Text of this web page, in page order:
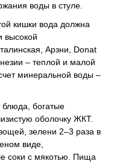
воды в стуле.
кишки вода должна
высокой
Арзни, Donat
– теплой и малой
минеральной воды –
блюда, богатые
оболочку ЖКТ.
зелени 2–3 раза в
виде,
соки с мякотью. Пища